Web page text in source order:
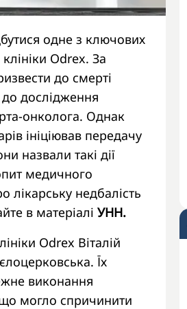
одне з ключових
Odrex. За
до смерті
дослідження
онколога. Однак
ініціював передачу
назвали такі дії
медичного
лікарську недбалість
в матеріалі УНН.
Odrex Віталій
Їх
виконання
могло спричинити